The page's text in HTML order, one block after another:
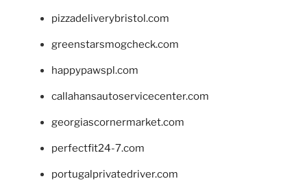
pizzadeliverybristol.com
greenstarsmogcheck.com
happypawspl.com
callahansautoservicecenter.com
georgiascornermarket.com
perfectfit24-7.com
portugalprivatedriver.com